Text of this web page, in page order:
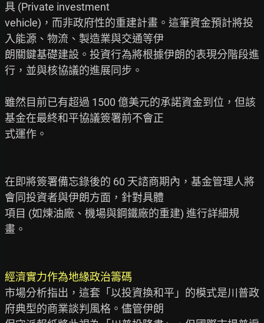
具 (Private investment
vehicle)，而非政府性的重建計畫。這筆資金預計將投
入能源、物流、製造業與交通等伊
朗關鍵基礎建設。投資行為將根據伊朗的表現分階段進
行，並與核協議的進展同步。
雖然目前已有超過 1500 億美元的承諾資金到位，但該
基金在最終和平協議簽署前不會正
式運作。
在即將簽署備忘錄後的 60 天諮商期內，基金管理人將
會同投資者與伊朗方面，針對具體
項目 (如煉油廠、機場與鋼鐵廠的重建) 進行詳細規
畫。
經濟實力作為地緣政治籌碼
市場分析指出，這套「以投資換和平」的模式是川普政
府典型的商業談判風格。儘管伊朗